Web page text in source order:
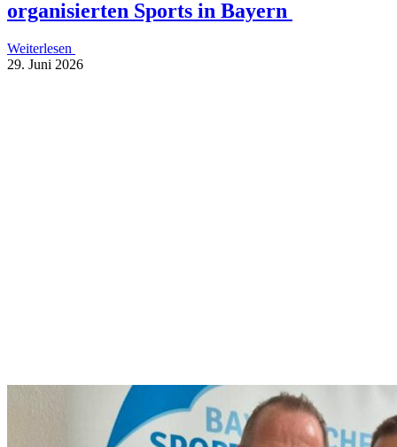
orga­ni­sier­ten Sports in Bayern
Weiterlesen
29. Juni 2026